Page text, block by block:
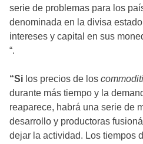
serie de problemas para los
denominada en la divisa
intereses y capital en sus
“.
“Si los precios de los
durante más tiempo y la
reaparece, habrá una serie de
desarrollo y productoras
dejar la actividad. Los tiempos